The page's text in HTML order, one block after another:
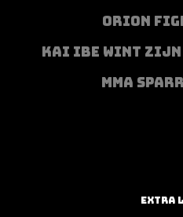
ORION
KAI IBE WINT ZIJN
MMA
EXTRA